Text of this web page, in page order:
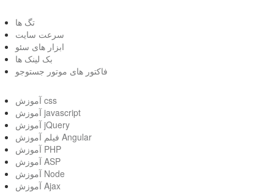
تگ ها
سرعت سایت
ابزار های سئو
بک لینک ها
فاکتور های موتور جستوجو
آموزش css
آموزش javascript
آموزش jQuery
فیلم آموزش Angular
آموزش PHP
آموزش ASP
آموزش Node
آموزش Ajax